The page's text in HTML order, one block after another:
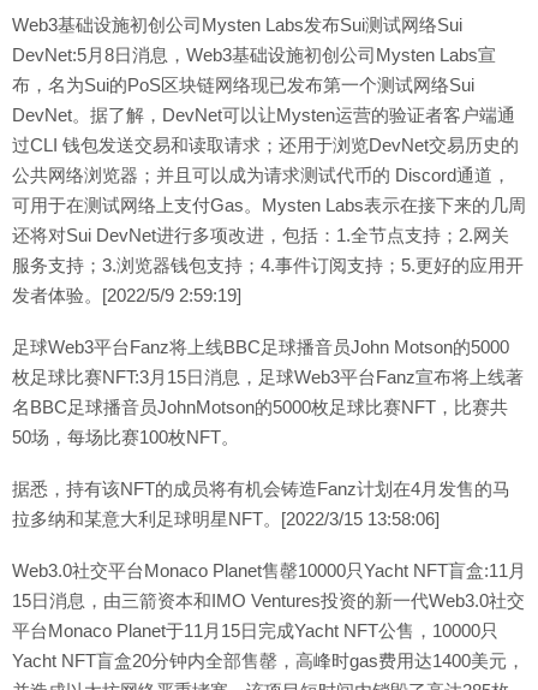
Web3基础设施初创公司Mysten Labs发布Sui测试网络Sui
DevNet:5月8日消息，Web3基础设施初创公司Mysten Labs宣
布，名为Sui的PoS区块链网络现已发布第一个测试网络Sui
DevNet。据了解，DevNet可以让Mysten运营的验证者客户端通
过CLI 钱包发送交易和读取请求；还用于浏览DevNet交易历史的
公共网络浏览器；并且可以成为请求测试代币的 Discord通道，
可用于在测试网络上支付Gas。Mysten Labs表示在接下来的几周
还将对Sui DevNet进行多项改进，包括：1.全节点支持；2.网关
服务支持；3.浏览器钱包支持；4.事件订阅支持；5.更好的应用开
发者体验。[2022/5/9 2:59:19]
足球Web3平台Fanz将上线BBC足球播音员John Motson的5000
枚足球比赛NFT:3月15日消息，足球Web3平台Fanz宣布将上线著
名BBC足球播音员JohnMotson的5000枚足球比赛NFT，比赛共
50场，每场比赛100枚NFT。
据悉，持有该NFT的成员将有机会铸造Fanz计划在4月发售的马
拉多纳和某意大利足球明星NFT。[2022/3/15 13:58:06]
Web3.0社交平台Monaco Planet售罄10000只Yacht NFT盲盒:11月
15日消息，由三箭资本和IMO Ventures投资的新一代Web3.0社交
平台Monaco Planet于11月15日完成Yacht NFT公售，10000只
Yacht NFT盲盒20分钟内全部售罄，高峰时gas费用达1400美元，